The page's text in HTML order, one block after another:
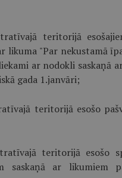
teritorijā
likuma "Par nekustamā
ar nodokli saskaņā
gada 1.janvāri;
teritorijā esošo
teritorijā esošo
saskaņā ar likumiem